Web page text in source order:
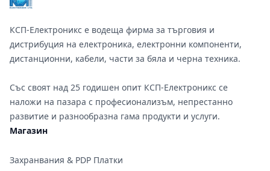
КСП-Електроникс е водеща фирма за търговия и
дистрибуция на електроника, електронни компоненти,
дистанционни, кабели, части за бяла и черна техника.
Със своят над 25 годишен опит КСП-Електроникс се
наложи на пазара с професионализъм, непрестанно
развитие и разнообразна гама продукти и услуги.
Магазин
Захранвания & PDP Платки